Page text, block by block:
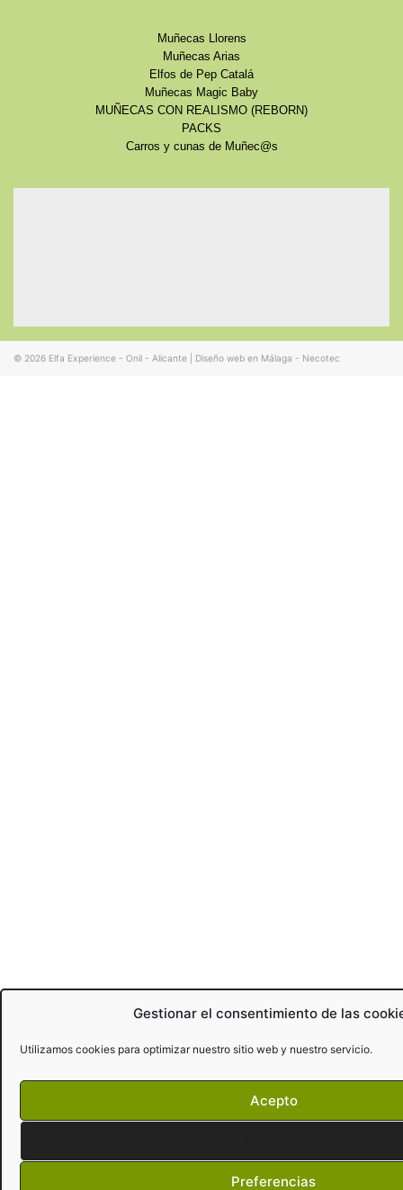
Gestionar el consentimiento de las
Utilizamos cookies para optimizar nuestro sitio web y nuestro servicio.
Acepto
Preferencias
Muñecas Llorens
Muñecas Arias
Elfos de Pep Catalá
Muñecas Magic Baby
MUÑECAS CON REALISMO (REBORN)
PACKS
Carros y cunas de Muñec@s
© 2026 Elfa Experience - Onil - Alicante Diseño web en Málaga - Necotec